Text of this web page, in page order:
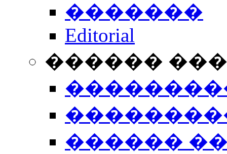
�������
Editorial
������
������